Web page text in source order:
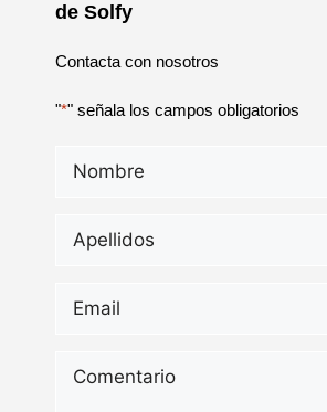
de Solfy
Contacta con nosotros
"*" señala los campos obligatorios